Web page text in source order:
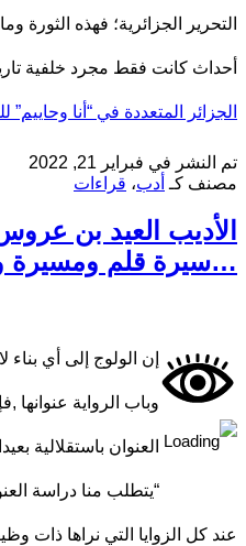
التحرير الجزائرية؛ فهذه
أحداث كانت فقط مجرد خلفية
الجزائر المتعددة في “أنا وحاييم”
تم النشر في فبراير 21, 2022
مصنف كـ أدب، قراءات
الأديب العيد بن
…سيرة قلم
إن الولوج إلى أي بناء
وباب الرواية عنوانها
العنوان باستقلالية
“يتطلب منا دراسة
عند كل الزوايا التي نراها ذات